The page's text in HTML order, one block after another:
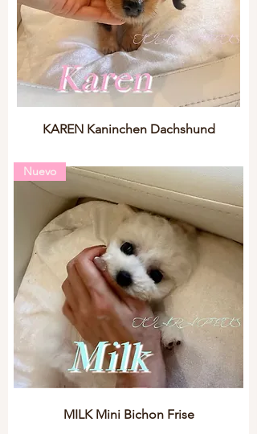
KAREN Kaninchen Dachshund
Nuevo
MILK Mini Bichon Frise